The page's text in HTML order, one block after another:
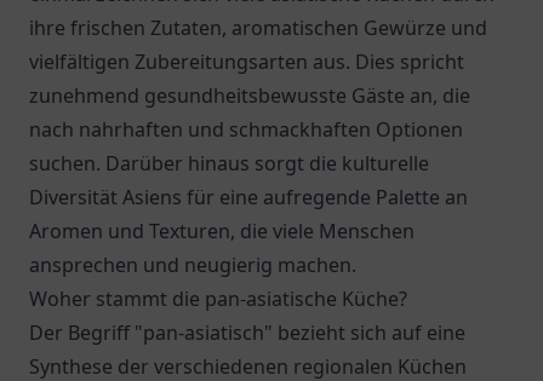
ihre frischen Zutaten, aromatischen Gewürze und
vielfältigen Zubereitungsarten aus. Dies spricht
zunehmend gesundheitsbewusste Gäste an, die
nach nahrhaften und schmackhaften Optionen
suchen. Darüber hinaus sorgt die kulturelle
Diversität Asiens für eine aufregende Palette an
Aromen und Texturen, die viele Menschen
ansprechen und neugierig machen.
Woher stammt die pan-asiatische Küche?
Der Begriff "pan-asiatisch" bezieht sich auf eine
Synthese der verschiedenen regionalen Küchen